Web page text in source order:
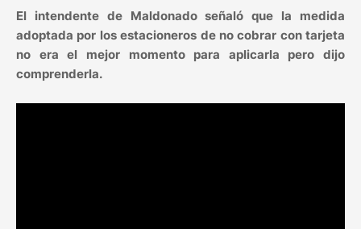
El intendente de Maldonado señaló que la medida
adoptada por los estacioneros de no cobrar con tarjeta
no era el mejor momento para aplicarla pero dijo
comprenderla.